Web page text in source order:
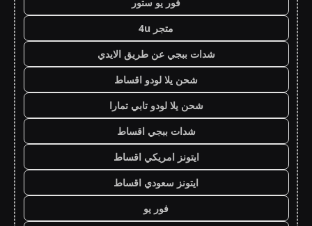
متجر 4u
شدات ببجي عن طريق الايدي
شحن يلا لودو اقساط
شحن يلا لودو تابي تمارا
شدات ببجي اقساط
ايتونز امريكي اقساط
ايتونز سعودي اقساط
فور يو